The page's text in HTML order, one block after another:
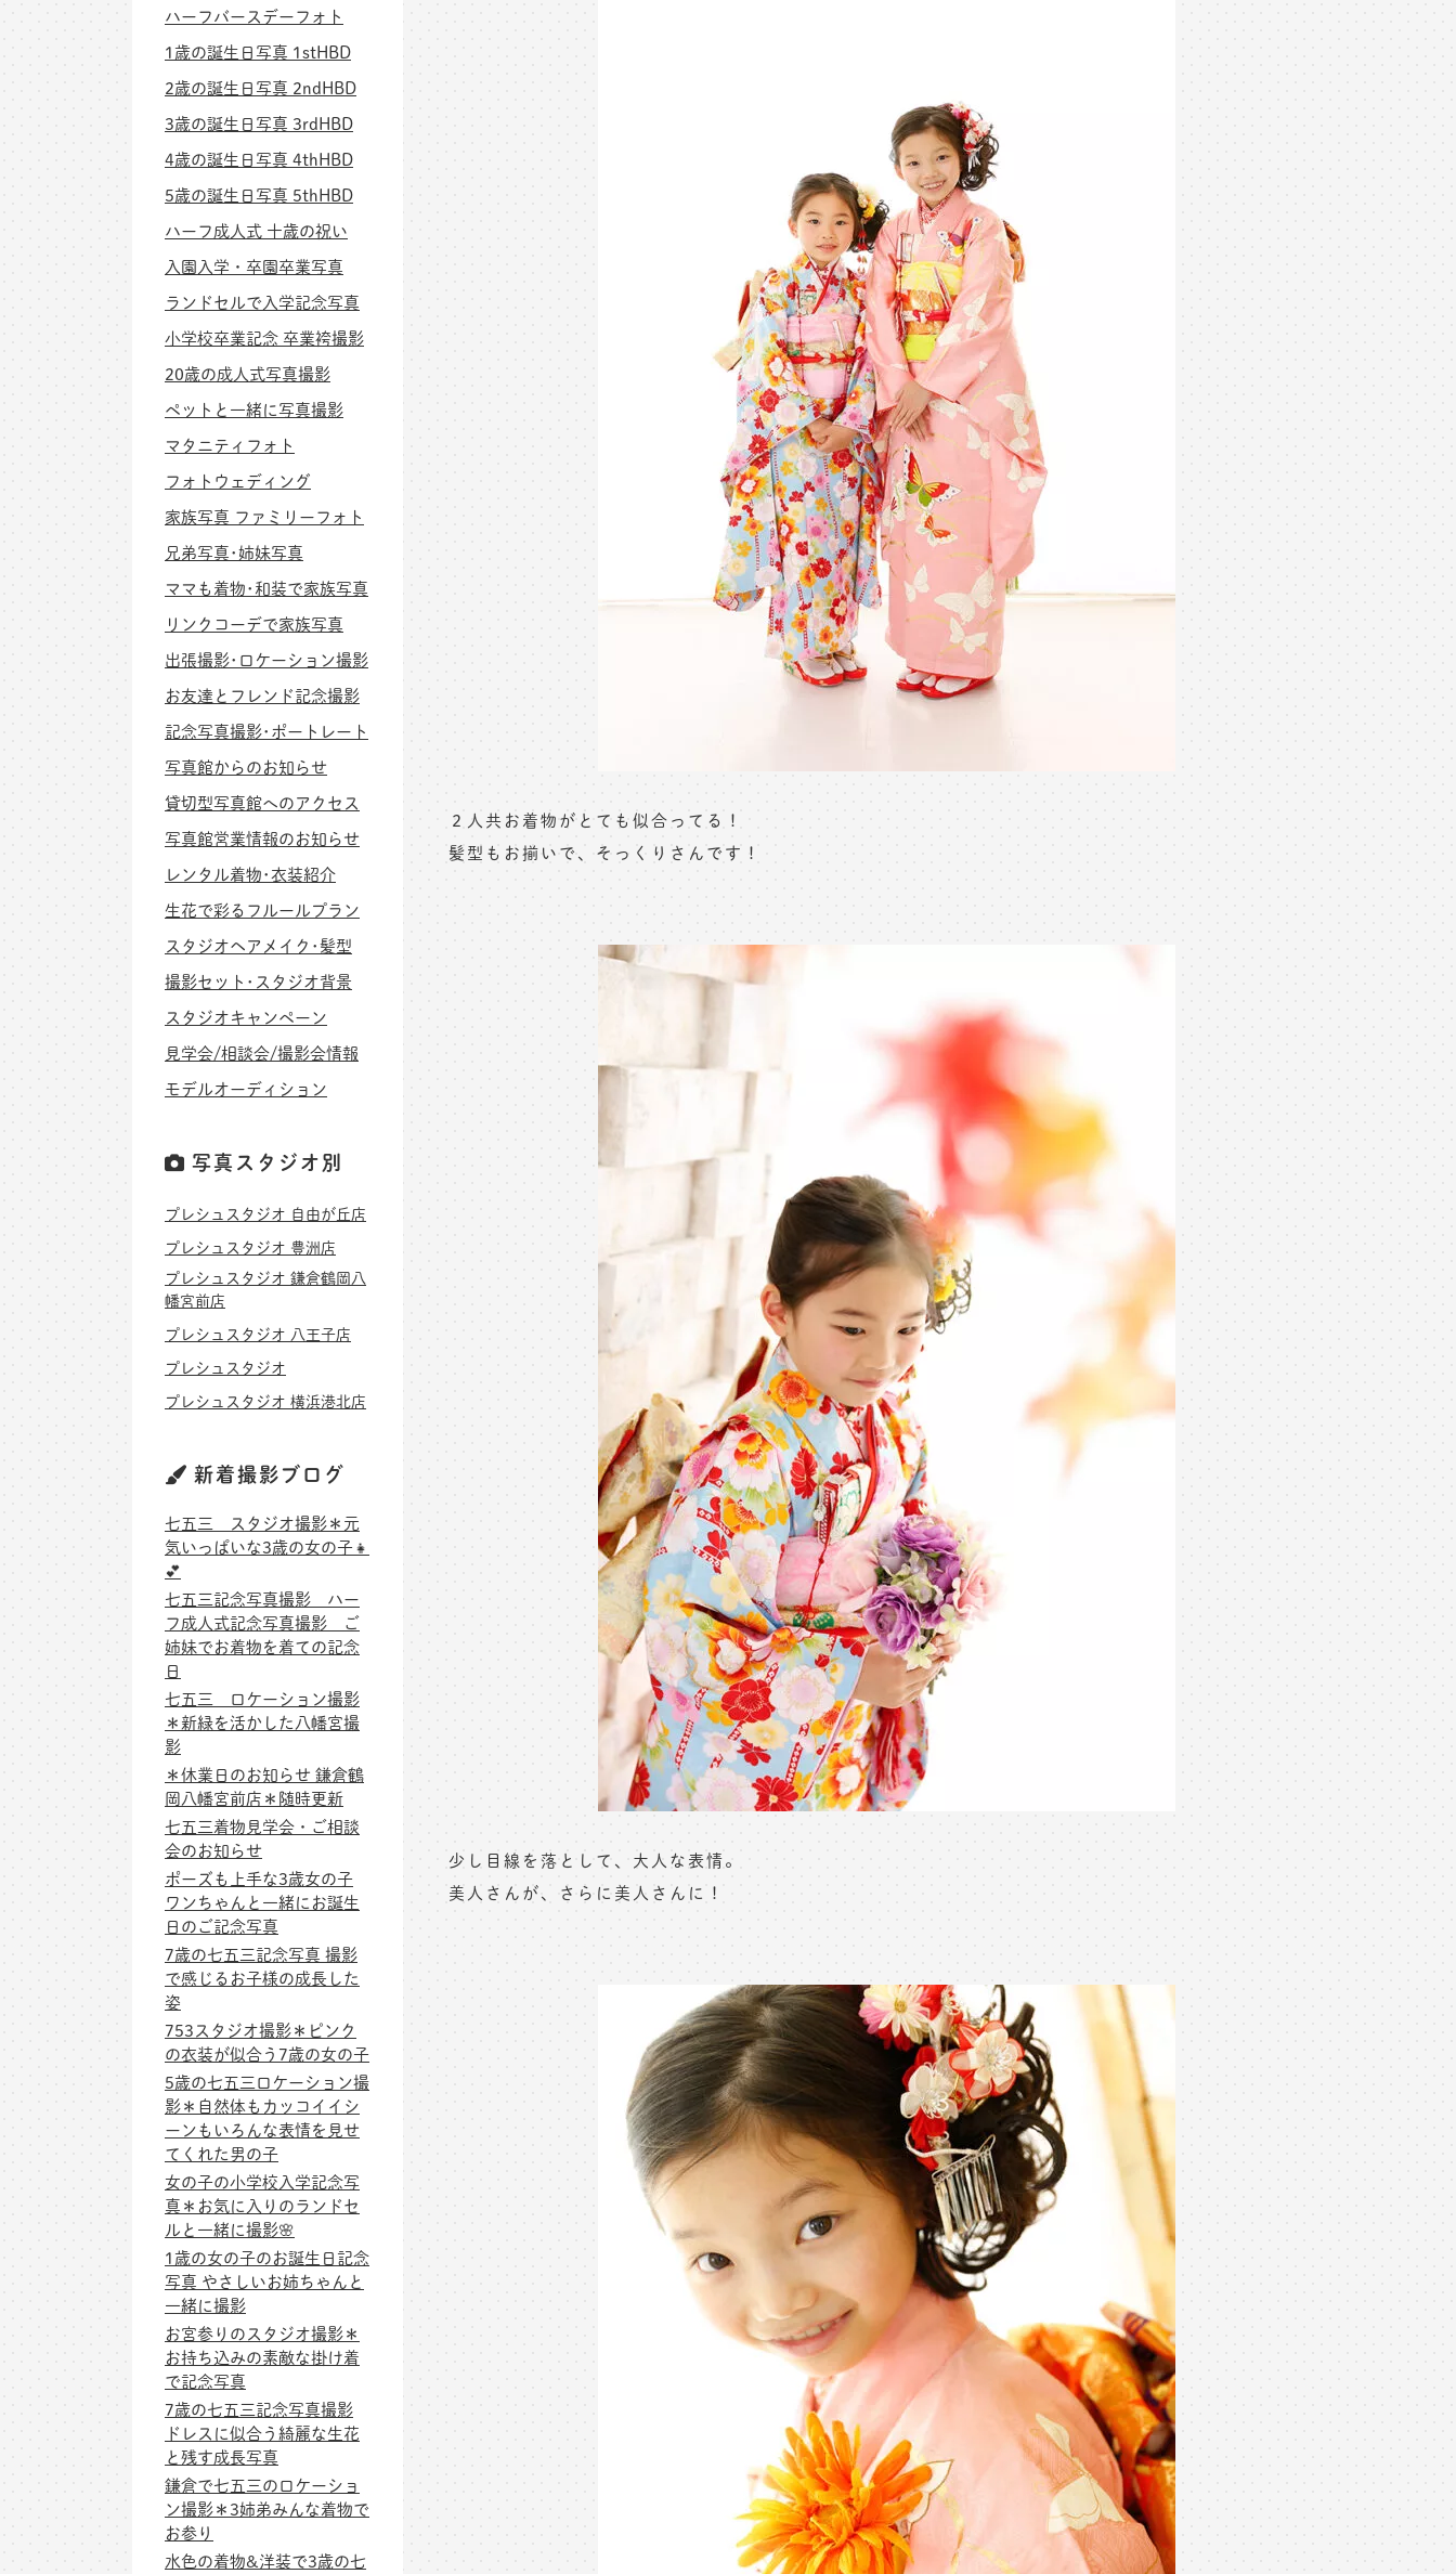
２人共お着物がとても似合ってる！
髪型もお揃いで、そっくりさんです！
少し目線を落として、大人な表情。
美人さんが、さらに美人さんに！
ハーフバースデーフォト
1歳の誕生日写真 1stHBD
2歳の誕生日写真 2ndHBD
3歳の誕生日写真 3rdHBD
4歳の誕生日写真 4thHBD
5歳の誕生日写真 5thHBD
ハーフ成人式 十歳の祝い
入園入学・卒園卒業写真
ランドセルで入学記念写真
小学校卒業記念 卒業袴撮影
20歳の成人式写真撮影
ペットと一緒に写真撮影
マタニティフォト
フォトウェディング
家族写真 ファミリーフォト
兄弟写真･姉妹写真
ママも着物･和装で家族写真
リンクコーデで家族写真
出張撮影･ロケーション撮影
お友達とフレンド記念撮影
記念写真撮影･ポートレート
写真館からのお知らせ
貸切型写真館へのアクセス
写真館営業情報のお知らせ
レンタル着物･衣装紹介
生花で彩るフルールプラン
スタジオヘアメイク･髪型
撮影セット･スタジオ背景
スタジオキャンペーン
見学会/相談会/撮影会情報
モデルオーディション
写真スタジオ別
プレシュスタジオ 自由が丘店
プレシュスタジオ 豊洲店
プレシュスタジオ 鎌倉鶴岡八
幡宮前店
プレシュスタジオ 八王子店
プレシュスタジオ
プレシュスタジオ 横浜港北店
新着撮影ブログ
七五三 スタジオ撮影＊元
気いっぱいな3歳の女の子👧
💕
七五三記念写真撮影 ハー
フ成人式記念写真撮影 ご
姉妹でお着物を着ての記念
日
七五三 ロケーション撮影
＊新緑を活かした八幡宮撮
影
＊休業日のお知らせ 鎌倉鶴
岡八幡宮前店＊随時更新
七五三着物見学会・ご相談
会のお知らせ
ポーズも上手な3歳女の子
ワンちゃんと一緒にお誕生
日のご記念写真
7歳の七五三記念写真 撮影
で感じるお子様の成長した
姿
753スタジオ撮影＊ピンク
の衣装が似合う7歳の女の子
5歳の七五三ロケーション撮
影＊自然体もカッコイイシ
ーンもいろんな表情を見せ
てくれた男の子
女の子の小学校入学記念写
真＊お気に入りのランドセ
ルと一緒に撮影🌸
1歳の女の子のお誕生日記念
写真 やさしいお姉ちゃんと
一緒に撮影
お宮参りのスタジオ撮影＊
お持ち込みの素敵な掛け着
で記念写真
7歳の七五三記念写真撮影
ドレスに似合う綺麗な生花
と残す成長写真
鎌倉で七五三のロケーショ
ン撮影＊3姉弟みんな着物で
お参り
水色の着物&洋装で3歳の七